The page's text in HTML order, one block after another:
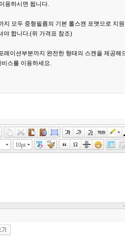
용하시면 됩니다.
지 모두 중형필름의 기본 롤스캔 포맷으로 지
야 합니다.(위 가격표 참조)
레이션부분까지 완전한 형태의 스캔을 제공
스를 이용하세요.
10pt